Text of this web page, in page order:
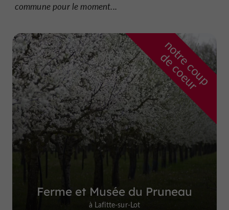
commune pour le moment...
n
o
t
r
e
c
o
u
p
d
e
c
o
e
u
r
Ferme et Musée du Pruneau
à Lafitte-sur-Lot